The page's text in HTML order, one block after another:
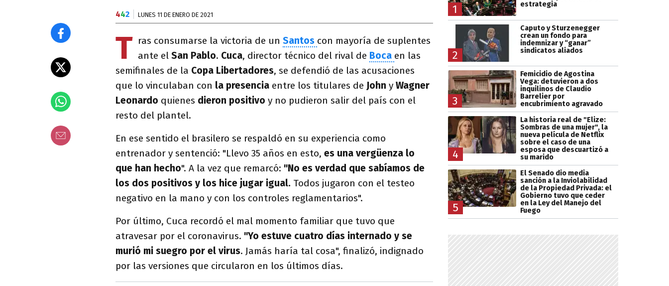
442 LUNES 11 DE ENERO DE 2021
T ras consumarse la victoria de un Santos con mayoría de suplentes
ante el San Pablo. Cuca, director técnico del rival de Boca en las
semifinales de la Copa Libertadores, se defendió de las acusaciones
que lo vinculaban con la presencia entre los titulares de John y Wagner
Leonardo quienes dieron positivo y no pudieron salir del país con el
resto del plantel.
En ese sentido el brasilero se respaldó en su experiencia como
entrenador y sentenció: "Llevo 35 años en esto, es una vergüenza lo
que han hecho". A la vez que remarcó: "No es verdad que sabíamos de
los dos positivos y los hice jugar igual. Todos jugaron con el testeo
negativo en la mano y con los controles reglamentarios".
Por último, Cuca recordó el mal momento familiar que tuvo que
atravesar por el coronavirus. "Yo estuve cuatro días internado y se
murió mi suegro por el virus. Jamás haría tal cosa", finalizó, indignado
por las versiones que circularon en los últimos días.
1
estrategia
2
Caputo y Sturzenegger
crean un fondo para
indemnizar y “ganar”
sindicatos aliados
3
Femicidio de Agostina
Vega: detuvieron a dos
inquilinos de Claudio
Barrelier por
encubrimiento agravado
4
La historia real de "Elize:
Sombras de una mujer", la
nueva película de Netflix
sobre el caso de una
esposa que descuartizó a
su marido
5
El Senado dio media
sanción a la Inviolabilidad
de la Propiedad Privada: el
Gobierno tuvo que ceder
en la Ley del Manejo del
Fuego